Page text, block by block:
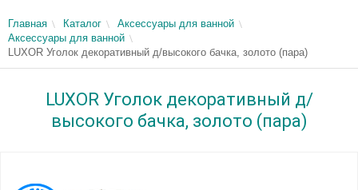
Главная Каталог
Аксессуары для ванной
Аксессуары для ванной
LUXOR Уголок декоративный д/высокого бачка, золото (пара)
LUXOR Уголок декоративный д/
высокого бачка, золото (пара)